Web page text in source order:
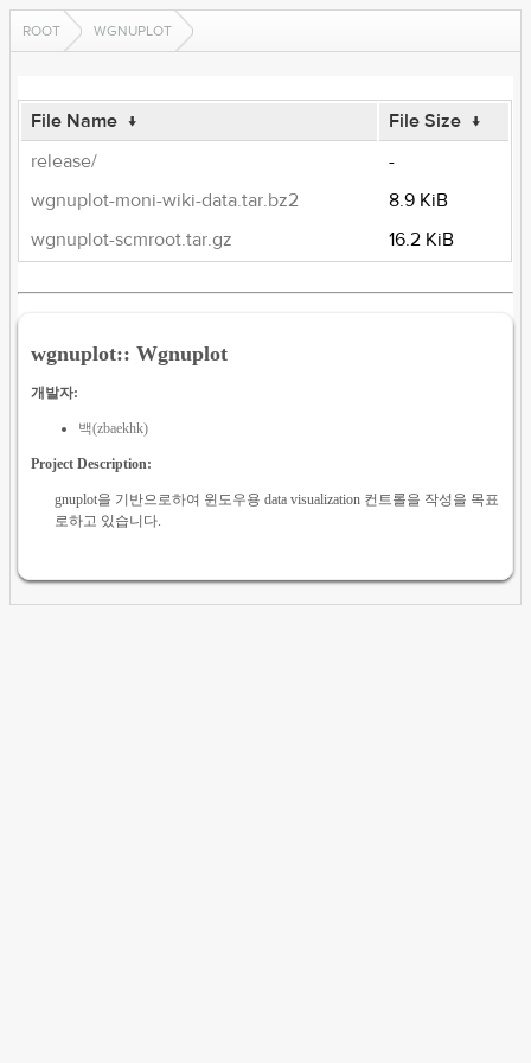
ROOT WGNUPLOT
File Name ↓ File Size ↓
release/
-
wgnuplot-moni-wiki-data.tar.bz2
8.9 KiB
wgnuplot-scmroot.tar.gz
16.2 KiB
wgnuplot:: Wgnuplot
개발자:
백(zbaekhk)
Project Description:
gnuplot을 기반으로하여 윈도우용 data visualization 컨트롤을 작성을 목표
로하고 있습니다.